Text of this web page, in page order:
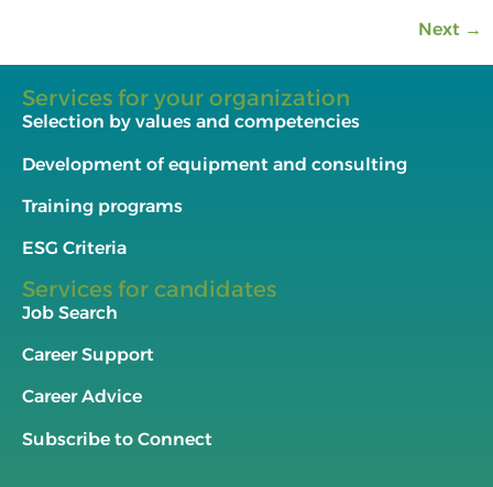
Next →
Services for your organization
Selection by values and competencies
Development of equipment and consulting
Training programs
ESG Criteria
Services for candidates
Job Search
Career Support
Career Advice
Subscribe to Connect